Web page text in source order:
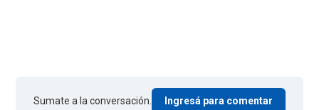
Sumate a la conversación. Ingresá para comentar